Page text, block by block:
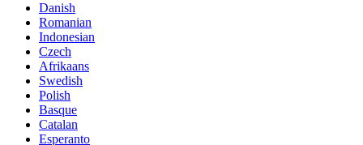
Danish
Romanian
Indonesian
Czech
Afrikaans
Swedish
Polish
Basque
Catalan
Esperanto